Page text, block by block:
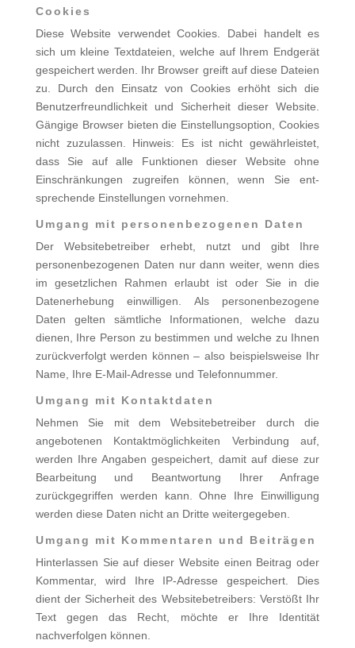
Cookies
Diese Website verwendet Cookies. Dabei handelt es
sich um kleine Textdateien, welche auf Ihrem Endgerät
gespeichert werden. Ihr Browser greift auf diese Dateien
zu. Durch den Einsatz von Cookies erhöht sich die
Benutzerfreundlichkeit und Sicherheit dieser Website.
Gängige Browser bieten die Einstellungsoption, Cookies
nicht zuzulassen. Hinweis: Es ist nicht gewährleistet,
dass Sie auf alle Funktionen dieser Website ohne
Einschränkungen zugreifen können, wenn Sie ent­
sprechende Einstellungen vornehmen.
Umgang mit personenbezogenen Daten
Der Websitebetreiber erhebt, nutzt und gibt Ihre
personenbezogenen Daten nur dann weiter, wenn dies
im gesetzlichen Rahmen erlaubt ist oder Sie in die
Datenerhebung einwilligen. Als personenbezogene
Daten gelten sämtliche Informatio­nen, welche dazu
dienen, Ihre Person zu bestimmen und welche zu Ihnen
zurückverfolgt werden können – also bei­spielsweise Ihr
Name, Ihre E-Mail-Adresse und Telefonnummer.
Umgang mit Kontaktdaten
Nehmen Sie mit dem Websitebetreiber durch die
angebotenen Kontaktmöglichkeiten Verbindung auf,
werden Ihre Anga­ben gespeichert, damit auf diese zur
Bearbeitung und Beantwortung Ihrer Anfrage
zurückgegriffen werden kann. Ohne Ihre Einwilligung
werden diese Daten nicht an Dritte weitergegeben.
Umgang mit Kommentaren und Beiträgen
Hinterlassen Sie auf dieser Website einen Beitrag oder
Kommentar, wird Ihre IP-Adresse gespeichert. Dies
dient der Sicherheit des Websitebetreibers: Verstößt Ihr
Text gegen das Recht, möchte er Ihre Identität
nachverfolgen können.